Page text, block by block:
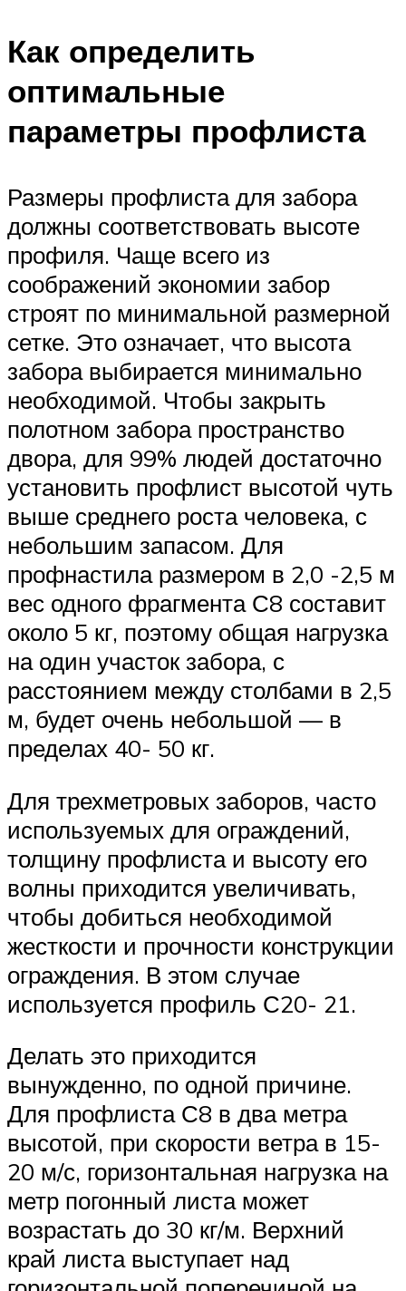
Как определить
оптимальные
параметры профлиста
Размеры профлиста для забора
должны соответствовать высоте
профиля. Чаще всего из
соображений экономии забор
строят по минимальной размерной
сетке. Это означает, что высота
забора выбирается минимально
необходимой. Чтобы закрыть
полотном забора пространство
двора, для 99% людей достаточно
установить профлист высотой чуть
выше среднего роста человека, с
небольшим запасом. Для
профнастила размером в 2,0 -2,5 м
вес одного фрагмента С8 составит
около 5 кг, поэтому общая нагрузка
на один участок забора, с
расстоянием между столбами в 2,5
м, будет очень небольшой — в
пределах 40- 50 кг.
Для трехметровых заборов, часто
используемых для ограждений,
толщину профлиста и высоту его
волны приходится увеличивать,
чтобы добиться необходимой
жесткости и прочности конструкции
ограждения. В этом случае
используется профиль С20- 21.
Делать это приходится
вынужденно, по одной причине.
Для профлиста С8 в два метра
высотой, при скорости ветра в 15-
20 м/с, горизонтальная нагрузка на
метр погонный листа может
возрастать до 30 кг/м. Верхний
край листа выступает над